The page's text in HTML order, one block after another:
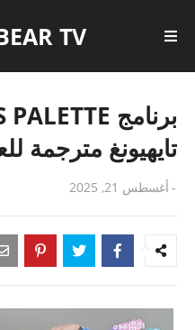
TV
تايهيونغ مترجمة
- أغسطس 21, 2025